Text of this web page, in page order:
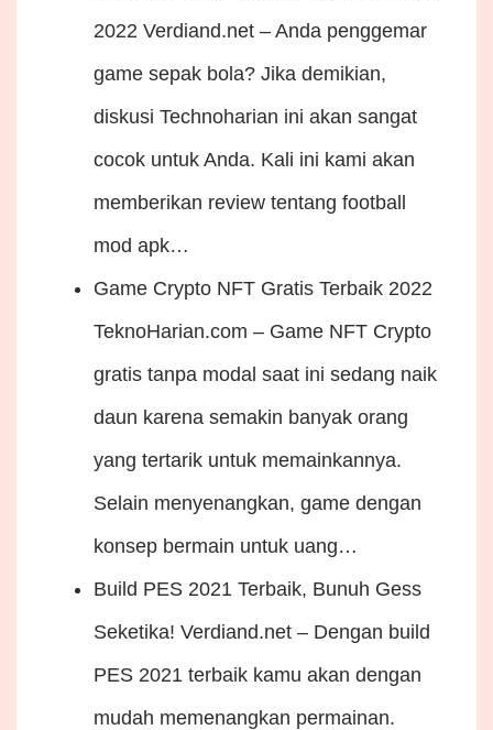
2022 Verdiand.net – Anda penggemar
game sepak bola? Jika demikian,
diskusi Technoharian ini akan sangat
cocok untuk Anda. Kali ini kami akan
memberikan review tentang football
mod apk…
Game Crypto NFT Gratis Terbaik 2022
TeknoHarian.com – Game NFT Crypto
gratis tanpa modal saat ini sedang naik
daun karena semakin banyak orang
yang tertarik untuk memainkannya.
Selain menyenangkan, game dengan
konsep bermain untuk uang…
Build PES 2021 Terbaik, Bunuh Gess
Seketika! Verdiand.net – Dengan build
PES 2021 terbaik kamu akan dengan
mudah memenangkan permainan.